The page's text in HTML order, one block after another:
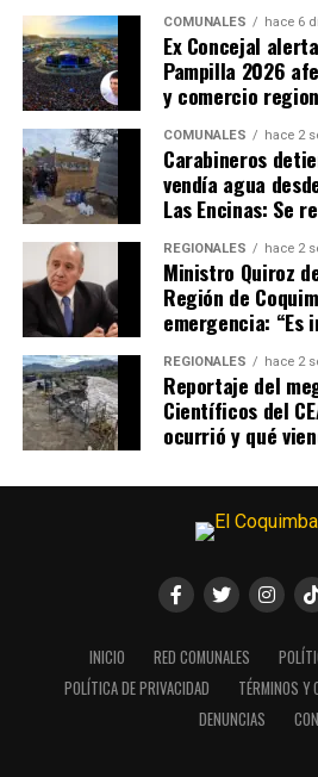
COMUNALES hace 6
Ex Concejal
Pampilla 2026
y comercio
COMUNALES hace 2
Carabineros
vendía agua
Las Encinas: Se
REGIONALES hace 2
Ministro Quiroz
Región de
emergencia: “Es
REGIONALES hace 2
Reportaje del
Científicos del
ocurrió y qué
INICIO RED COMUNALES
POLÍTICA DE PRIVACIDAD
TÉRMINOS Y
DENUNCIAS